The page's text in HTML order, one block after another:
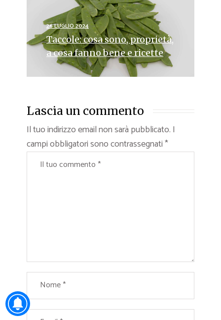
26 LUGLIO 2024
Taccole: cosa sono, proprietà,
a cosa fanno bene e ricette
Lascia un commento
Il tuo indirizzo email non sarà pubblicato. I
campi obbligatori sono contrassegnati*